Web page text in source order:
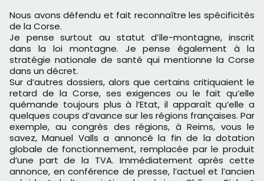
Nous avons défendu et fait reconnaître les spécificités
de la Corse.
Je pense surtout au statut d’île-montagne, inscrit
dans la loi montagne. Je pense également à la
stratégie nationale de santé qui mentionne la Corse
dans un décret.
Sur d’autres dossiers, alors que certains critiquaient le
retard de la Corse, ses exigences ou le fait qu’elle
quémande toujours plus à l’Etat, il apparaît qu’elle a
quelques coups d’avance sur les régions françaises. Par
exemple, au congrès des régions, à Reims, vous le
savez, Manuel Valls a annoncé la fin de la dotation
globale de fonctionnement, remplacée par le produit
d’une part de la TVA. Immédiatement après cette
annonce, en conférence de presse, l’actuel et l’ancien